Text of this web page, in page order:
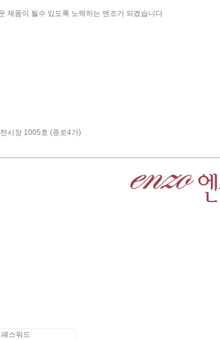
제품이 될수 있도록 노력하는 엔조가 되겠습니다
시장 1005호 (종로4가)